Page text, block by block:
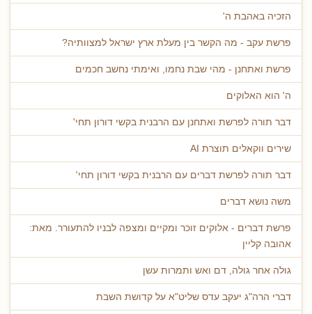
הזכיה באהבת ה'
פרשת עקב - מה הקשר בין מעלת ארץ ישראל למצוותיה?
פרשת ואתחנן - מהי שבת נחמו, ואימתי נחשב חכמים
ה' הוא האלוקים
דבר תורה לפרשת ואתחנן עם הרבנית בקשי דורון תחי'
שירים ווקאלים תוצרת AI
דבר תורה לפרשת דברים עם הרבנית בקשי דורון תחי'
משה נושא דברים
פרשת דברים - אלוקים זוכר ומקיים ומצפה לבניו להתעורר. מאת:
אהובה קליין
גולה אחר גולה, דם ואש ותמרות עשן
דברי הרה"ג יעקב עדס שליט"א על קדושת השבת